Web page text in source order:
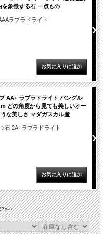
を象徴する石 一点もの
ラブラドライト
AA+ ラブラドライト バングル
どの角度から見ても美しいオー
な美しさ マダガスカル産
石 2A+ラブラドライト
件）